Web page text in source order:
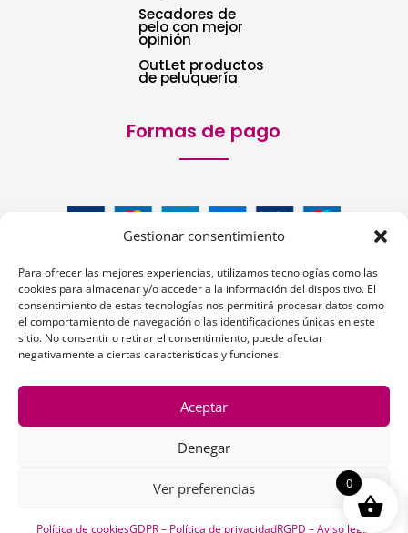
Gestionar consentimiento
Para ofrecer las mejores experiencias, utilizamos tecnologías como las
cookies para almacenar y/o acceder a la información del dispositivo. El
consentimiento de estas tecnologías nos permitirá procesar datos como
el comportamiento de navegación o las identificaciones únicas en este
sitio. No consentir o retirar el consentimiento, puede afectar
negativamente a ciertas características y funciones.
Aceptar
Denegar
Ver preferencias
Política de cookiesGDPR – Política de privacidadRGPD – Aviso legal
Secadores de
pelo con mejor
opinión
OutLet productos
de peluquería
Formas de pago
Siguenos:
0